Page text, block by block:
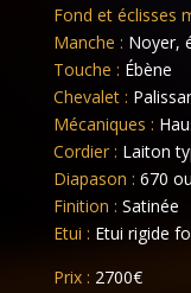
Fond et éclisses
Manche : Noyer,
Touche : Ébène
Chevalet :
Mécaniques :
Cordier : Laiton
Diapason : 670
Finition : Satinée
Etui : Etui rigide
Prix : 2700€